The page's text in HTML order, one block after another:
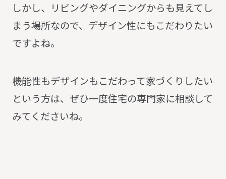
しかし、リビングやダイニングからも見えてし
まう場所なので、デザイン性にもこだわりたい
ですよね。
機能性もデザインもこだわって家づくりしたい
という方は、ぜひ一度住宅の専門家に相談して
みてくださいね。